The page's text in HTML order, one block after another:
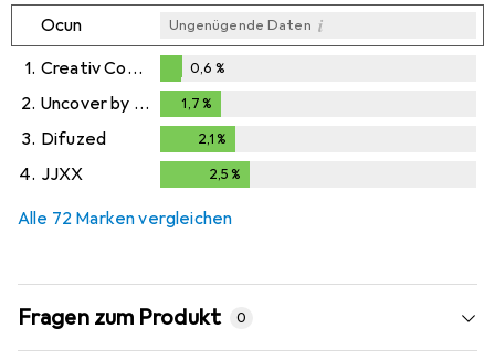
Ocun Ungenügende Daten i
1. Creativ Company
%
0,6 %
2. Uncover by Schiesser 1,7 %
3. Difuzed 2,1 %
4. JJXX 2,5 %
Alle 72 Marken vergleichen
Fragen zum Produkt 0